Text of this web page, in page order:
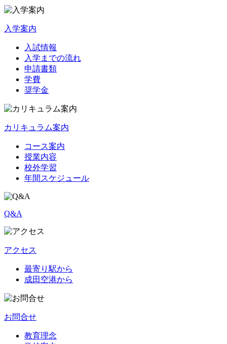
入学案内
入試情報
入学までの流れ
申請書類
学費
奨学金
カリキュラム案内
コース案内
授業内容
校外学習
年間スケジュール
Q&A
アクセス
最寄り駅から
成田空港から
お問合せ
教育理念